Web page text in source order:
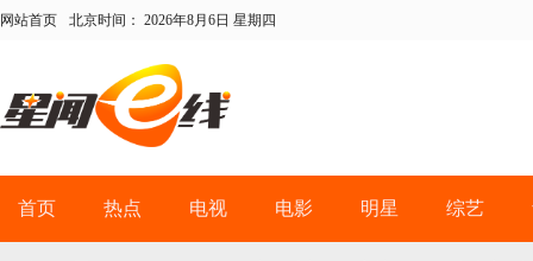
网站首页 北京时间： 2026年8月6日 星期四
首页 热点 电视 电影 明星 综艺